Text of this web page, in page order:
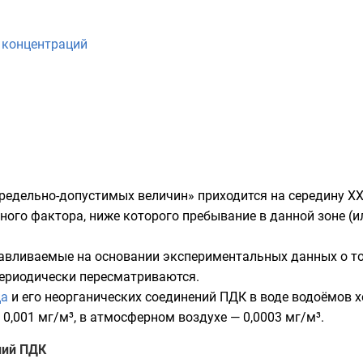
допустимых величин» приходится на середину
фактора, ниже которого пребывание в данной зоне
на основании экспериментальных данных о
пересматриваются.
и его неорганических соединений ПДК в воде водоёмов
мг/м³, в атмосферном воздухе — 0,0003 мг/м³.
ПДК